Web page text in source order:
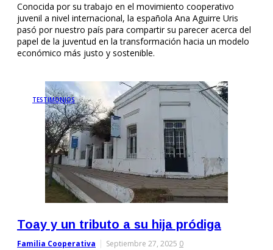
Conocida por su trabajo en el movimiento cooperativo
juvenil a nivel internacional, la española Ana Aguirre Uris
pasó por nuestro país para compartir su parecer acerca del
papel de la juventud en la transformación hacia un modelo
económico más justo y sostenible.
TESTIMONIOS
Toay y un tributo a su hija pródiga
Familia Cooperativa Septiembre 27, 2025 0